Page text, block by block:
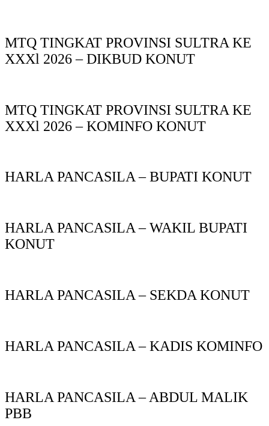
MTQ TINGKAT PROVINSI SULTRA KE
XXXl 2026 – DIKBUD KONUT
MTQ TINGKAT PROVINSI SULTRA KE
XXXl 2026 – KOMINFO KONUT
HARLA PANCASILA – BUPATI KONUT
HARLA PANCASILA – WAKIL BUPATI
KONUT
HARLA PANCASILA – SEKDA KONUT
HARLA PANCASILA – KADIS KOMINFO
HARLA PANCASILA – ABDUL MALIK
PBB